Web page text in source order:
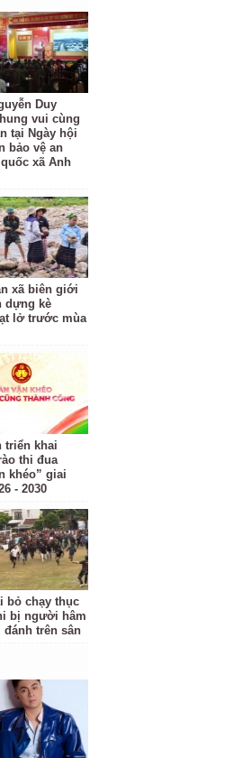
Duy
vui cùng
tại Ngày hội
bảo vệ an
xã Anh
xã biên giới
dựng kè
lở trước mùa
triển khai
thi đua
khéo” giai
- 2030
bỏ chạy thục
bị người hâm
đánh trên sân